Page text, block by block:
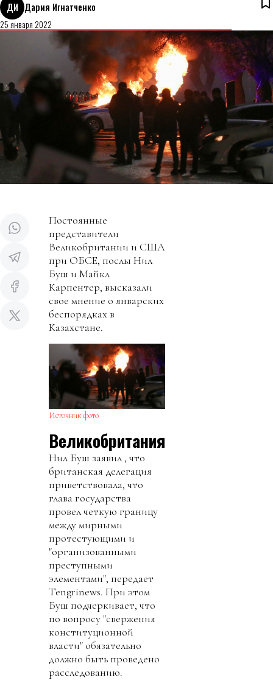
ДИ Дария Игнатченко
25 января 2022
Постоянные
представители
Великобритании и США
при ОБСЕ, послы Нил
Буш и Майкл
Карпентер, высказали
свое мнение о январских
беспорядках в
Казахстане.
Источник фото
Великобритания
Нил Буш заявил , что
британская делегация
приветствовала, что
глава государства
провел четкую границу
между мирными
протестующими и
"организованными
преступными
элементами", передает
Tengrinews. При этом
Буш подчеркивает, что
по вопросу "свержения
конституционной
власти" обязательно
должно быть проведено
расследованию.